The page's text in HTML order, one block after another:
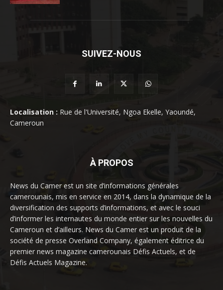
SUIVEZ-NOUS
Localisation : Rue de l'Université, Ngoa Ekelle, Yaoundé,
Cameroun
À PROPOS
News du Camer est un site d’informations générales
camerounais, mis en service en 2014, dans la dynamique de la
diversification des supports d’informations, et avec le souci
d’informer les internautes du monde entier sur les nouvelles du
Cameroun et d’ailleurs. News du Camer est un produit de la
société de presse Overland Company, également éditrice du
premier news magazine camerounais Défis Actuels, et de
Défis Actuels Magazine.